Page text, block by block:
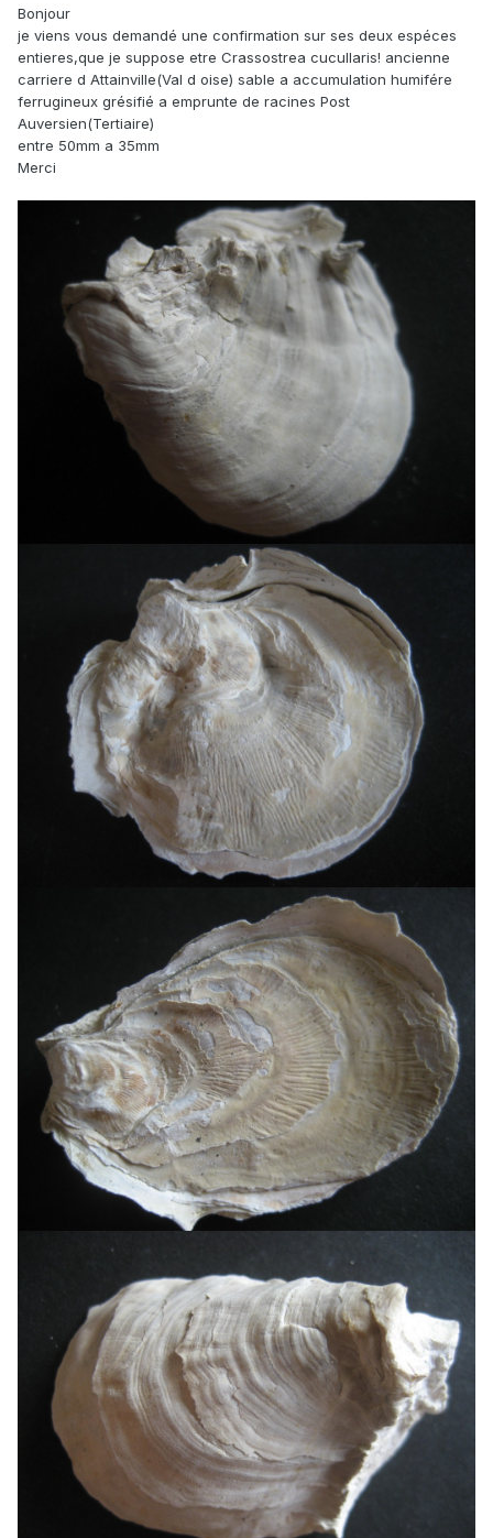
Bonjour
je viens vous demandé une confirmation sur ses deux espéces
entieres,que je suppose etre Crassostrea cucullaris! ancienne
carriere d Attainville(Val d oise) sable a accumulation humifére
ferrugineux grésifié a emprunte de racines Post
Auversien(Tertiaire)
entre 50mm a 35mm
Merci